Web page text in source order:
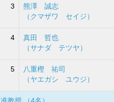
3
熊澤 誠志
（クマザワ セイジ）
4
真田 哲也
（サナダ テツヤ）
5
八重樫 祐司
（ヤエガシ ユウジ）